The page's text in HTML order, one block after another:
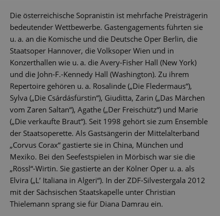
Die österreichische Sopranistin ist mehrfache Preisträgerin
bedeutender Wettbewerbe. Gastengagements führten sie
u. a. an die Komische und die Deutsche Oper Berlin, die
Staatsoper Hannover, die Volksoper Wien und in
Konzerthallen wie u. a. die Avery-Fisher Hall (New York)
und die John-F.-Kennedy Hall (Washington). Zu ihrem
Repertoire gehören u. a. Rosalinde („Die Fledermaus“),
Sylva („Die Csárdásfürstin“), Giuditta, Zarin („Das Märchen
vom Zaren Saltan“), Agathe („Der Freischütz“) und Marie
(„Die verkaufte Braut“). Seit 1998 gehört sie zum Ensemble
der Staatsoperette. Als Gastsängerin der Mittelalterband
„Corvus Corax“ gastierte sie in China, München und
Mexiko. Bei den Seefestspielen in Mörbisch war sie die
„Rössl“-Wirtin. Sie gastierte an der Kölner Oper u. a. als
Elvira („L’ Italiana in Algeri“). In der ZDF-Silvestergala 2012
mit der Sächsischen Staatskapelle unter Christian
Thielemann sprang sie für Diana Damrau ein.